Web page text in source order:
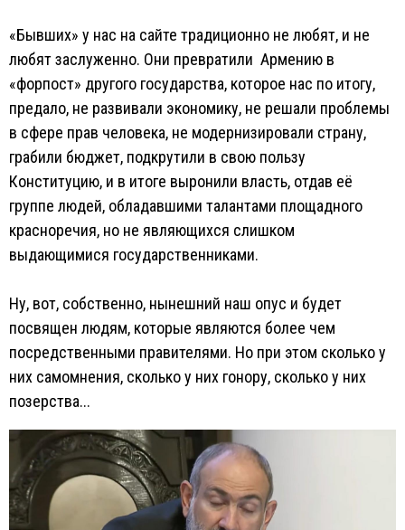
«Бывших» у нас на сайте традиционно не любят, и не
любят заслуженно. Они превратили Армению в
«форпост» другого государства, которое нас по итогу,
предало, не развивали экономику, не решали проблемы
в сфере прав человека, не модернизировали страну,
грабили бюджет, подкрутили в свою пользу
Конституцию, и в итоге выронили власть, отдав её
группе людей, обладавшими талантами площадного
красноречия, но не являющихся слишком
выдающимися государственниками.
Ну, вот, собственно, нынешний наш опус и будет
посвящен людям, которые являются более чем
посредственными правителями. Но при этом сколько у
них самомнения, сколько у них гонору, сколько у них
позерства...